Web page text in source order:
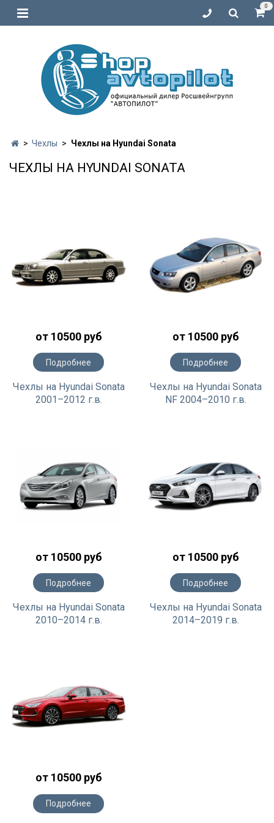
0
Чехлы Чехлы на Hyundai Sonata
ЧЕХЛЫ НА HYUNDAI SONATA
от 10500 руб
Подробнее
Чехлы на Hyundai Sonata
2001–2012 г.в.
от 10500 руб
Подробнее
Чехлы на Hyundai Sonata
NF 2004–2010 г.в.
от 10500 руб
Подробнее
Чехлы на Hyundai Sonata
2010–2014 г.в.
от 10500 руб
Подробнее
Чехлы на Hyundai Sonata
2014–2019 г.в.
от 10500 руб
Подробнее